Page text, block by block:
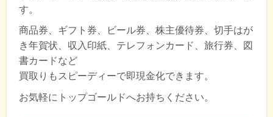
す。
商品券、ギフト券、ビール券、株主優待券、切手はが
き年賀状、収入印紙、テレフォンカード、旅行券、図
書カードなど
買取りもスピーディーで即現金化できます。
お気軽にトップゴールドへお持ちください。